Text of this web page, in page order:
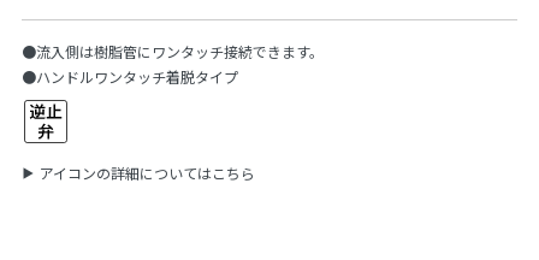
●流入側は樹脂管にワンタッチ接続できます。
●ハンドルワンタッチ着脱タイプ
アイコンの詳細についてはこちら